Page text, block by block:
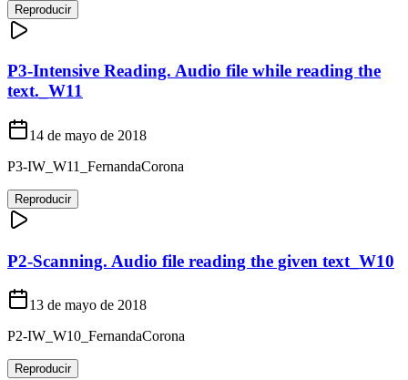
Reproducir
P3-Intensive Reading. Audio file while reading the
text._W11
14 de mayo de 2018
P3-IW_W11_FernandaCorona
Reproducir
P2-Scanning. Audio file reading the given text_W10
13 de mayo de 2018
P2-IW_W10_FernandaCorona
Reproducir